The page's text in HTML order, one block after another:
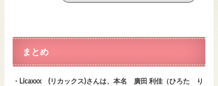
まとめ
・Licaxxx (リカックス)さんは、本名 廣田 利佳（ひろた り